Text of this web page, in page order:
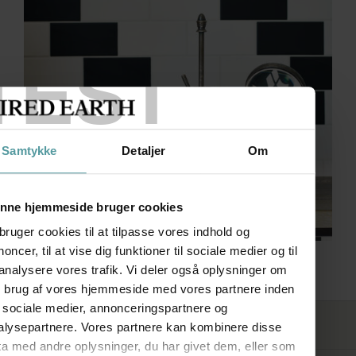
Samtykke Detaljer Om
hjemmeside bruger cookies
cookies til at tilpasse vores indhold og
til at vise dig funktioner til sociale medier og til
vores trafik. Vi deler også oplysninger om
brug af vores hjemmeside med vores partnere inden
medier, annonceringspartnere og
Vores partnere kan kombinere disse
med andre oplysninger, du har givet dem, eller som
Suede
FØLG OS